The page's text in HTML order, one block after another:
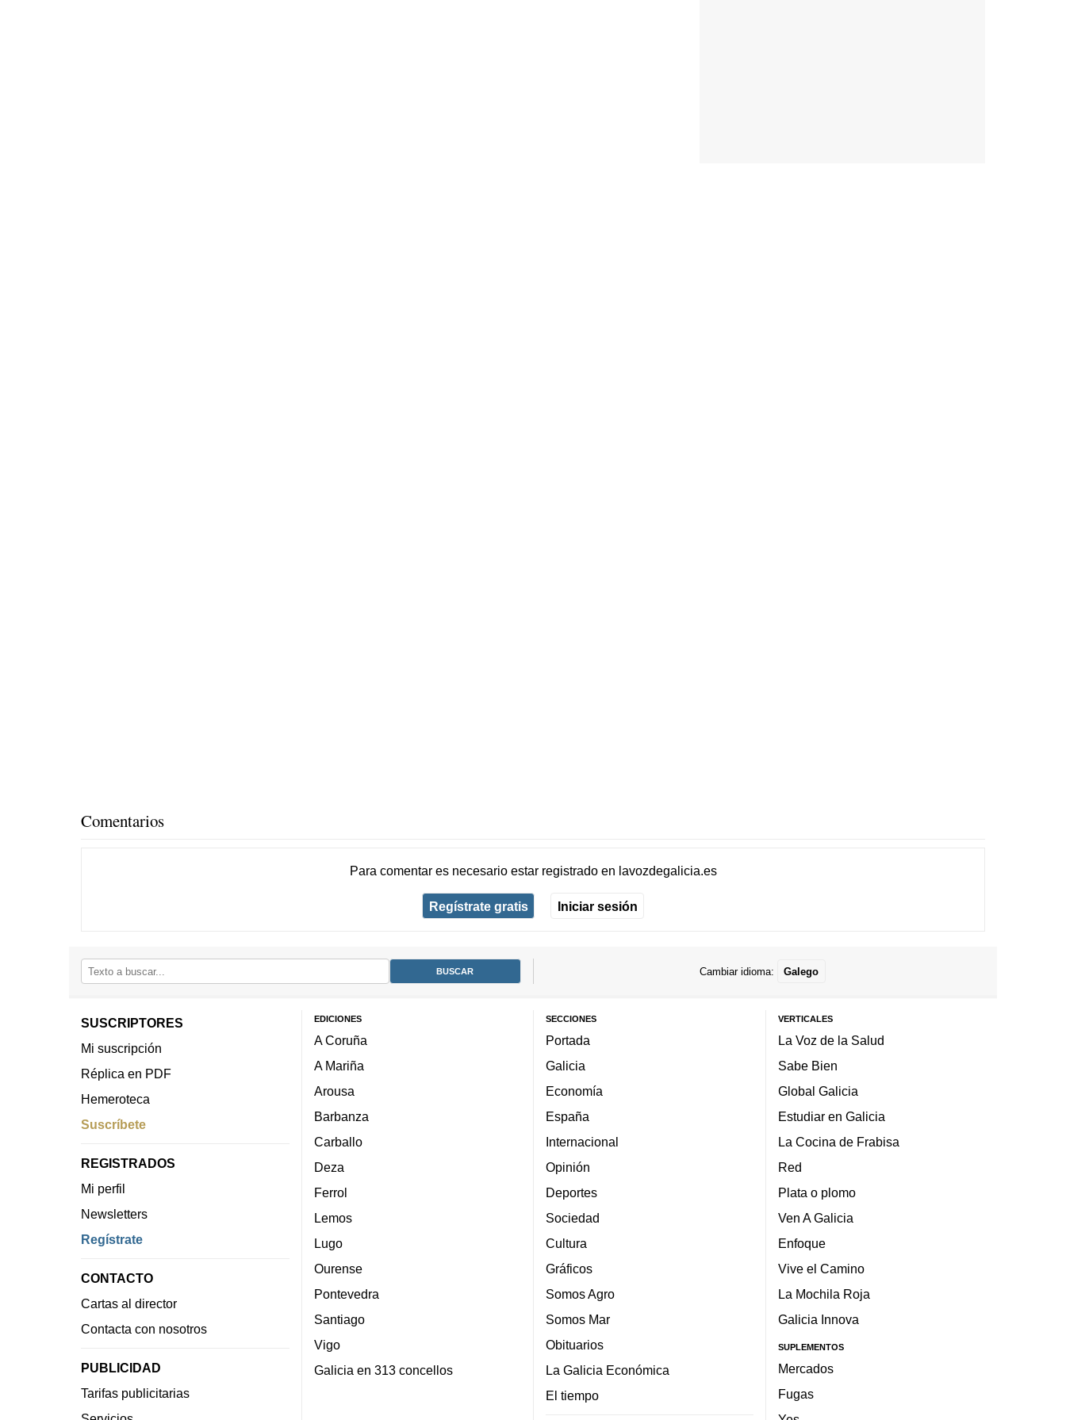
Comentarios
Para comentar es necesario estar registradoen lavozdegalicia.es
Regístrate gratis Iniciar sesión
Cambiar idioma: Galego
SUSCRIPTORES
Mi suscripción
Réplica en PDF
Hemeroteca
Suscríbete
REGISTRADOS
Mi perfil
Newsletters
Regístrate
CONTACTO
Cartas al director
Contacta con nosotros
PUBLICIDAD
Tarifas publicitarias
EDICIONES
A Coruña
A Mariña
Arousa
Barbanza
Carballo
Deza
Ferrol
Lemos
Lugo
Ourense
Pontevedra
Santiago
Vigo
Galicia en 313 concellos
SECCIONES
Portada
Galicia
Economía
España
Internacional
Opinión
Deportes
Sociedad
Cultura
Gráficos
Somos Agro
Somos Mar
Obituarios
La Galicia Económica
El tiempo
VERTICALES
La Voz de la Salud
Sabe Bien
Global Galicia
Estudiar en Galicia
La Cocina de Frabisa
Red
Plata o plomo
Ven A Galicia
Enfoque
Vive el Camino
La Mochila Roja
Galicia Innova
SUPLEMENTOS
Mercados
Fugas